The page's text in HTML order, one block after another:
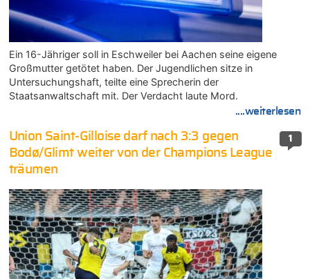
Ein 16-Jähriger soll in Eschweiler bei Aachen seine eigene
Großmutter getötet haben. Der Jugendlichen sitze in
Untersuchungshaft, teilte eine Sprecherin der
Staatsanwaltschaft mit. Der Verdacht laute Mord.
....weiterlesen
1
Union Saint-Gilloise darf nach 3:3 gegen
Bodø/Glimt weiter von der Champions League
träumen